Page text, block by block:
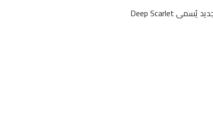
ترى سيارة “هوندا بايلوت” المتعددة الصفوف تغييرًا واحدًا فقط لعام ٢٠١٨ – لون خارجي أحمر جديد يُسمى Deep Scarlet